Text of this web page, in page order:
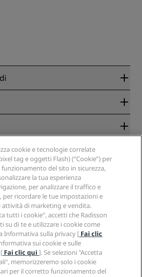
in RHG
in PPHE
in EHL
di Radisson Rewards
di utilizzo del sito
moderna
cookie e tecnologie correlate
tag e oggetti Flash) (“Cookie”) per
del sito in sicurezza,
la tua esperienza
per analizzare il traffico e
per ricordare le tue impostazioni e
di marketing e vendita.
tutti i cookie", accetti che Radisson
su di te e utilizzare i cookie come
Informativa sulla privacy [ Fai clic
sui cookie e sulle
Fai clic qui]. Se selezioni "Accetta
memorizzeremo solo i cookie
per il corretto funzionamento del